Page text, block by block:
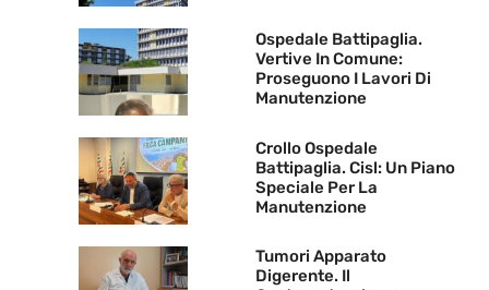
Ospedale Battipaglia.
Vertive In Comune:
Proseguono I Lavori Di
Manutenzione
Crollo Ospedale
Battipaglia. Cisl: Un Piano
Speciale Per La
Manutenzione
Tumori Apparato
Digerente. Il